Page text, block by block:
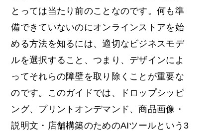
とっては当たり前のことなのです。何も準
備できていないのにオンラインストアを始
める方法を知るには、適切なビジネスモデ
ルを選択すること、つまり、デザインによ
ってそれらの障壁を取り除くことが重要な
のです。このガイドでは、ドロップシッピ
ング、プリントオンデマンド、商品画像・
説明文・店舗構築のためのAIツールという3